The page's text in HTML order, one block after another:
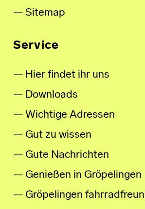
Sitemap
Service
Hier findet ihr uns
Downloads
Wichtige Adressen
Gut zu wissen
Gute Nachrichten
Genießen in Gröpelingen
Gröpelingen